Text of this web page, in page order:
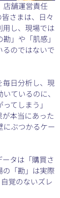
店舗運営責任
さまは、日々
用し、現場では
」や「肌感」
るのではないで
毎日分析し、現
ているのに、
てしまう」
が本当にあった
にぶつかるケー
タは「購買さ
の「勘」は実際
覚のないズレ